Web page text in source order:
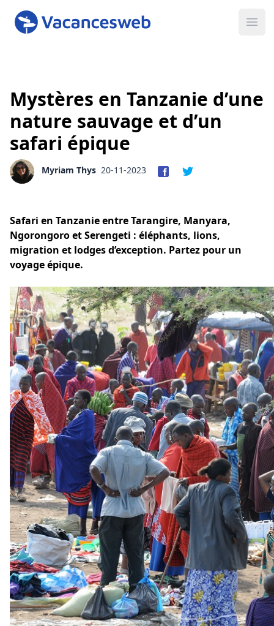
Mystères en Tanzanie d’une
nature sauvage et d’un
safari épique
Myriam Thys 20-11-2023
Safari en Tanzanie entre Tarangire, Manyara,
Ngorongoro et Serengeti : éléphants, lions,
migration et lodges d’exception. Partez pour un
voyage épique.